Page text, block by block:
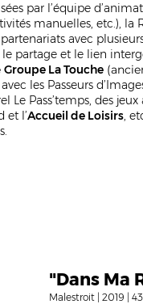
par l’équipe
manuelles, etc.), la
avec
le partage et le lien
Groupe La Touche
les Passeurs
Le Pass’temps, des
et l’Accueil de Loisirs,
"Dans Ma
Malestroit | 2019 |